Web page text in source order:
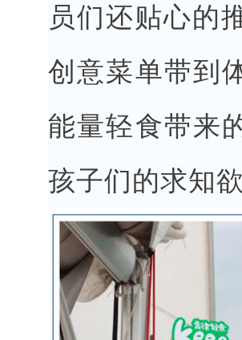
员们还贴心的
创意菜单带到
能量轻食带来
孩子们的求知